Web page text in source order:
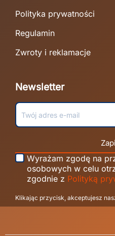
Polityka prywatności
Regulamin
Zwroty i reklamacje
Newsletter
Wyrażam zgodę na
osobowych w celu
zgodnie z Polityką
Klikając przycisk, akceptujesz